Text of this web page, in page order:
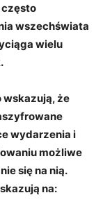
‍wszechświata
wielu
wskazują, że
​wydarzenia i
możliwe
się⁣ na nią.
na: